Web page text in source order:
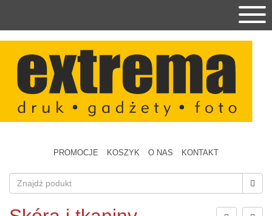
PROMOCJE KOSZYK O NAS KONTAKT